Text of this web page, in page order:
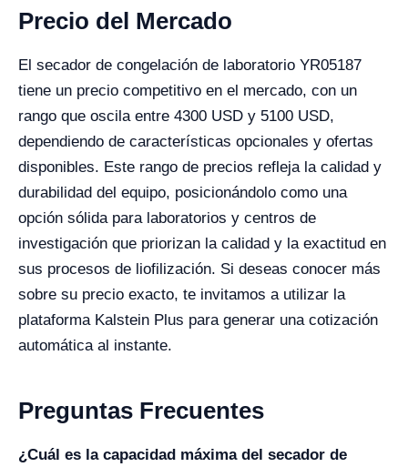
Precio del Mercado
El secador de congelación de laboratorio YR05187
tiene un precio competitivo en el mercado, con un
rango que oscila entre 4300 USD y 5100 USD,
dependiendo de características opcionales y ofertas
disponibles. Este rango de precios refleja la calidad y
durabilidad del equipo, posicionándolo como una
opción sólida para laboratorios y centros de
investigación que priorizan la calidad y la exactitud en
sus procesos de liofilización. Si deseas conocer más
sobre su precio exacto, te invitamos a utilizar la
plataforma Kalstein Plus para generar una cotización
automática al instante.
Preguntas Frecuentes
¿Cuál es la capacidad máxima del secador de